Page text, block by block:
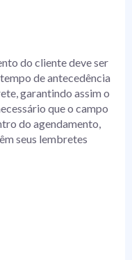
do cliente deve ser
de antecedência
garantindo assim o
que o campo
do agendamento,
seus lembretes